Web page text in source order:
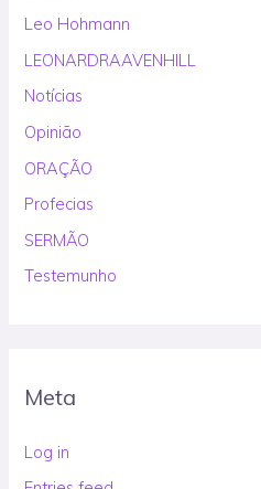
Leo Hohmann
LEONARDRAAVENHILL
Notícias
Opinião
ORAÇÃO
Profecias
SERMÃO
Testemunho
Meta
Log in